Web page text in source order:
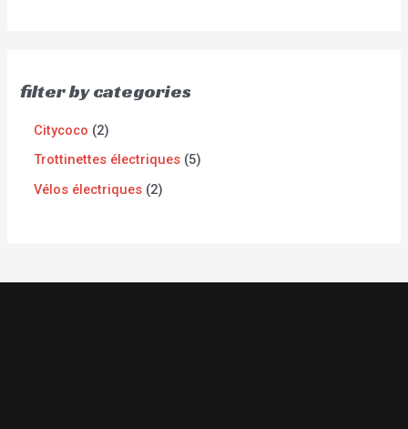
filter by categories
Citycoco
2
Trottinettes électriques 5
Vélos électriques 2